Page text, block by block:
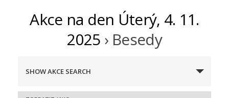
Oddělení pro dospělé
Oddělení pro děti a mládež
Dětský web
Informační centrum pro mládež
Pobočky
Akce na den Úterý, 4. 11.
2025 › Besedy
SHOW AKCE SEARCH